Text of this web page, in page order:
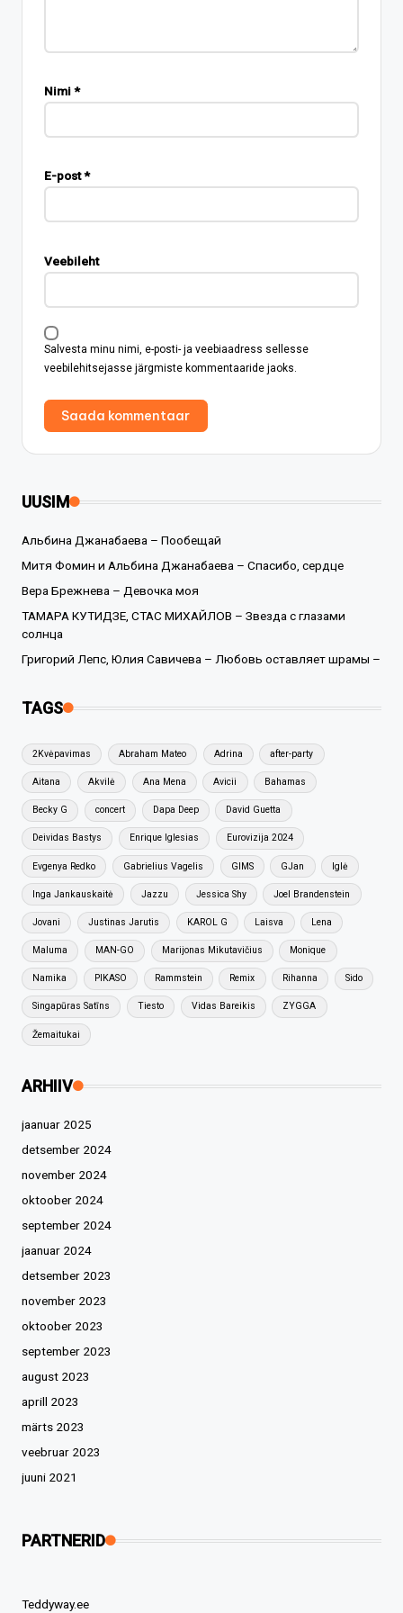
Nimi*
E-post*
Veebileht
Salvesta minu nimi, e-posti- ja veebiaadress sellesse
veebilehitsejasse järgmiste kommentaaride jaoks.
UUSIM
Альбина Джанабаева – Пообещай
Митя Фомин и Альбина Джанабаева – Спасибо, сердце
Вера Брежнева – Девочка моя
ТАМАРА КУТИДЗЕ, СТАС МИХАЙЛОВ – Звезда с глазами
солнца
Григорий Лепс, Юлия Савичева – Любовь оставляет шрамы –
TAGS
2Kvėpavimas Abraham Mateo Adrina after-party
Aitana Akvilė Ana Mena Avicii Bahamas
Becky G concert Dapa Deep David Guetta
Deividas Bastys Enrique Iglesias Eurovizija 2024
Evgenya Redko Gabrielius Vagelis GIMS GJan Iglė
Inga Jankauskaitė Jazzu Jessica Shy Joel Brandenstein
Jovani Justinas Jarutis KAROL G Laisva Lena
Maluma MAN-GO Marijonas Mikutavičius Monique
Namika PIKASO Rammstein Remix Rihanna Sido
Singapūras Satīns Tiesto Vidas Bareikis ZYGGA
Žemaitukai
ARHIIV
jaanuar 2025
detsember 2024
november 2024
oktoober 2024
september 2024
jaanuar 2024
detsember 2023
november 2023
oktoober 2023
september 2023
august 2023
aprill 2023
märts 2023
veebruar 2023
juuni 2021
PARTNERID
Teddyway.ee